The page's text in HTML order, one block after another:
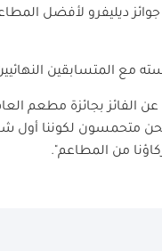
من الجمهور المشارك في جوائز
مع المتسابقين
الفائز بجائزة مطعم
متحمسون لكوننا أول
من المطاعم".